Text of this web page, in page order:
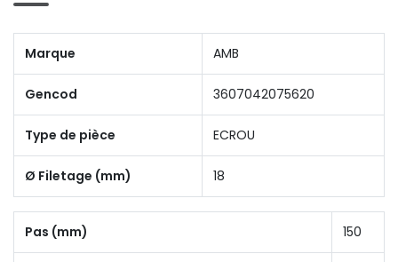
Marque AMB
Gencod 3607042075620
Type de pièce ECROU
Ø Filetage (mm) 18
Pas (mm) 150